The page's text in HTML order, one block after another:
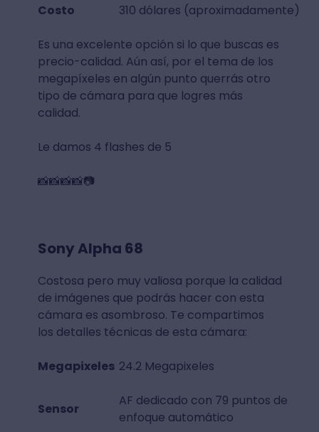
Costo 310 dólares (aproximadamente)
Es una excelente opción si lo que buscas es
precio-calidad. Aún así, por el tema de los
megapíxeles en algún punto querrás otro
tipo de cámara para que logres más
calidad.
Le damos 4 flashes de 5
📸📸📸📸📷
Sony Alpha 68
Costosa pero muy valiosa porque la calidad
de imágenes que podrás hacer con esta
cámara es asombroso. Te compartimos
los detalles técnicas de esta cámara:
Megapixeles 24.2 Megapixeles
Sensor
AF dedicado con 79 puntos de
enfoque automático